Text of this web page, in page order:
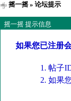
摇一摇» 论坛提示
摇一摇 提示信息
如果您已注册
帖子
如果